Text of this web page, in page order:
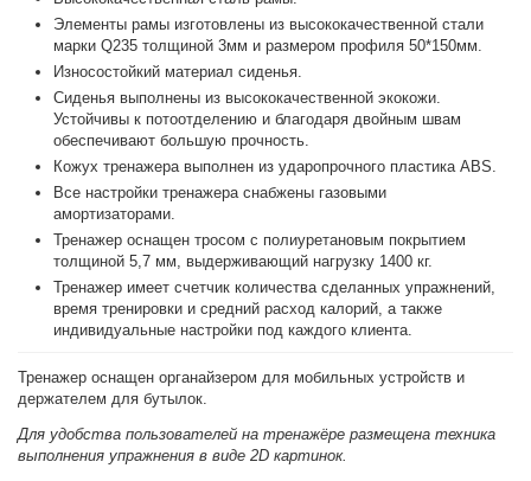
Элементы рамы изготовлены из высококачественной стали
марки Q235 толщиной 3мм и размером профиля 50*150мм.
Износостойкий материал сиденья.
Сиденья выполнены из высококачественной экокожи.
Устойчивы к потоотделению и благодаря двойным швам
обеспечивают большую прочность.
Кожух тренажера выполнен из ударопрочного пластика ABS.
Все настройки тренажера снабжены газовыми
амортизаторами.
Тренажер оснащен тросом с полиуретановым покрытием
толщиной 5,7 мм, выдерживающий нагрузку 1400 кг.
Тренажер имеет счетчик количества сделанных упражнений,
время тренировки и средний расход калорий, а также
индивидуальные настройки под каждого клиента.
Тренажер оснащен органайзером для мобильных устройств и
держателем для бутылок.
Для удобства пользователей на тренажёре размещена техника
выполнения упражнения в виде 2D картинок.